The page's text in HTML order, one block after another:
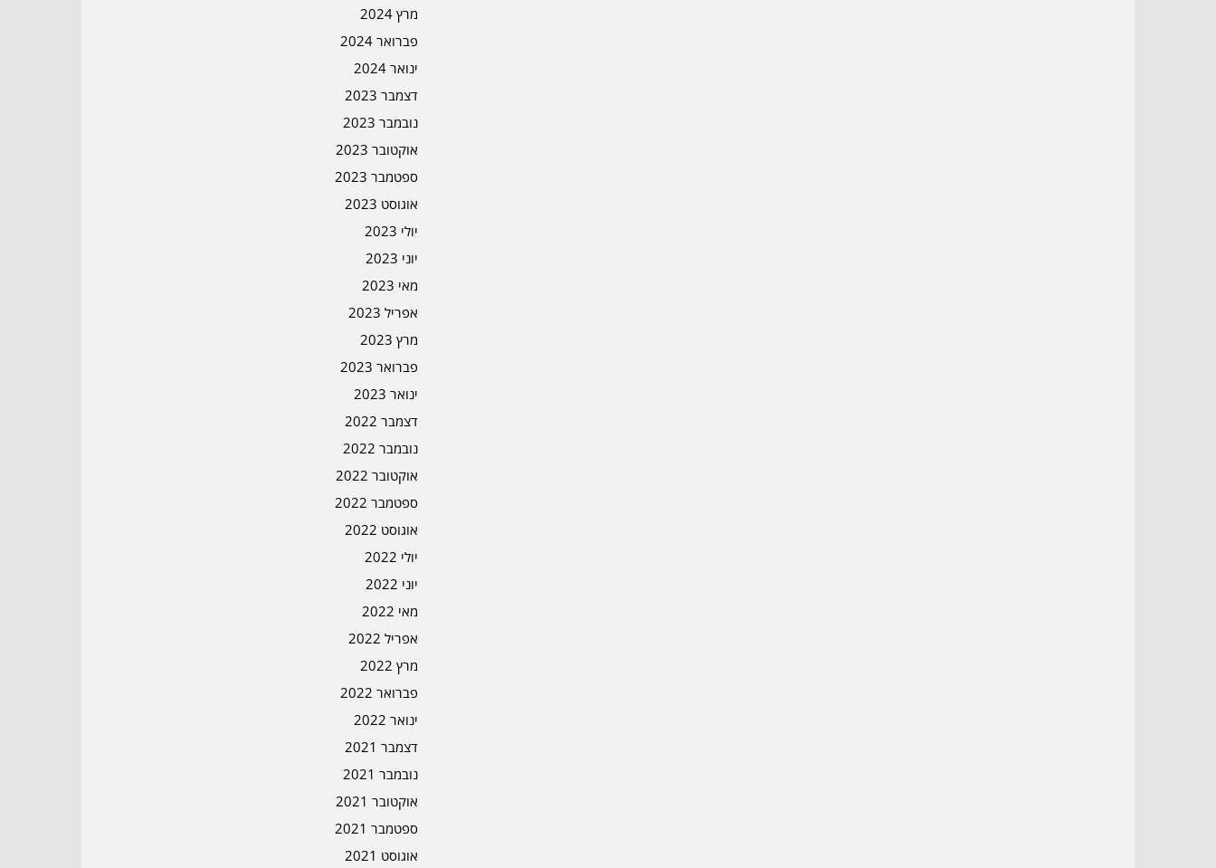
מרץ 2024
פברואר 2024
ינואר 2024
דצמבר 2023
נובמבר 2023
אוקטובר 2023
ספטמבר 2023
אוגוסט 2023
יולי 2023
יוני 2023
מאי 2023
אפריל 2023
מרץ 2023
פברואר 2023
ינואר 2023
דצמבר 2022
נובמבר 2022
אוקטובר 2022
ספטמבר 2022
אוגוסט 2022
יולי 2022
יוני 2022
מאי 2022
אפריל 2022
מרץ 2022
פברואר 2022
ינואר 2022
דצמבר 2021
נובמבר 2021
אוקטובר 2021
ספטמבר 2021
אוגוסט 2021